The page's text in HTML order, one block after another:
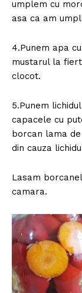
umplem cu
asa ca am
4.Punem apa
mustarul la
clocot.
5.Punem
capacele cu
borcan lama
din cauza
Lasam
camara.